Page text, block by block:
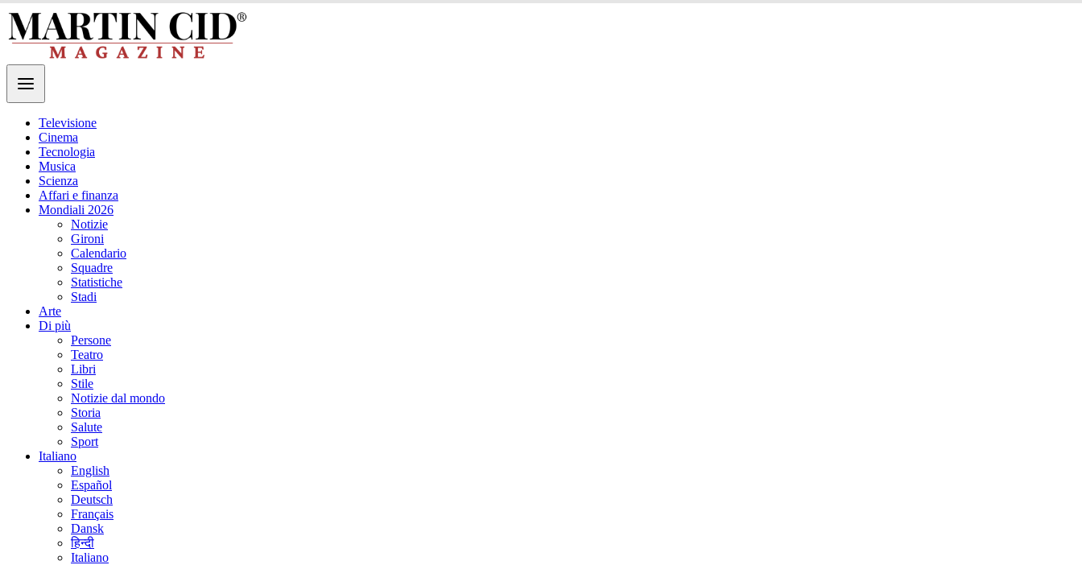
Televisione
Cinema
Tecnologia
Musica
Scienza
Affari e finanza
Mondiali 2026
Notizie
Gironi
Calendario
Squadre
Statistiche
Stadi
Arte
Di più
Persone
Teatro
Libri
Stile
Notizie dal mondo
Storia
Salute
Sport
Italiano
English
Español
Deutsch
Français
Dansk
हिन्दी
Italiano